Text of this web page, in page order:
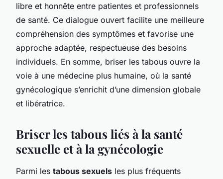
libre et honnête entre patientes et professionnels
de santé. Ce dialogue ouvert facilite une meilleure
compréhension des symptômes et favorise une
approche adaptée, respectueuse des besoins
individuels. En somme, briser les tabous ouvre la
voie à une médecine plus humaine, où la santé
gynécologique s’enrichit d’une dimension globale
et libératrice.
Briser les tabous liés à la santé
sexuelle et à la gynécologie
Parmi les tabous sexuels les plus fréquents